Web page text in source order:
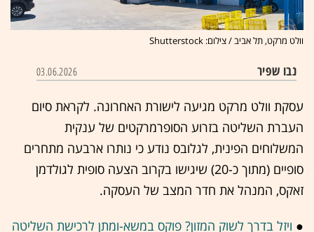
וולט מרקט, תל אביב / צילום: Shutterstock
נבו שפיר 03.06.2026
עסקת וולט מרקט מגיעה לישורת האחרונה. לקראת סיום
העברת השליטה בזרוע הסופרמרקטים של ענקית
המשלוחים הפינית, לגלובס נודע כי נותרו ארבעה מתחרים
סופיים (מתוך כ-20) שיגישו בקרוב הצעה סופית לגולדמן
זאקס, המנהל את חדר המצב של העסקה.
● ויזל בדרך לשוק המזון? פוקס במשא-ומתן לרכישת השליטה